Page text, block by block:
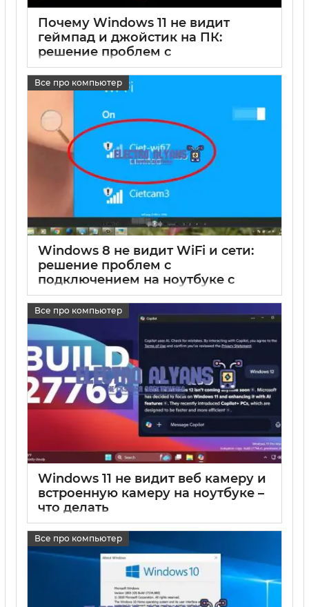
Почему Windows 11 не видит
геймпад и джойстик на ПК:
решение проблем с
подключением
17 05 2025 0
Все про компьютер
Windows 8 не видит WiFi и сети:
решение проблем с
подключением на ноутбуке с
Windows 8 и 8.1
17 05 2025 0
Все про компьютер
Windows 11 не видит веб камеру и
встроенную камеру на ноутбуке –
что делать
Все про компьютер